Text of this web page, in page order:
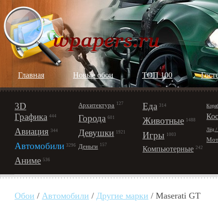
Главная Новые обои ТОП 100
3D
Графика 444
Авиация 344
Автомобили 3296
Аниме 536
Архитектура 127
Города 601
Девушки 1921
Деньги 157
Еда 314
Животные 1488
Игры 1003
Компьютерные 242
Лёд
Обои / Автомобили / Другие марки / Maserati GT